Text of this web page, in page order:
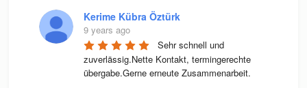
Kerime Kübra Öztürk
9 years ago
Sehr schnell und
zuverlässig.Nette Kontakt, termingerechte
übergabe.Gerne erneute Zusammenarbeit.